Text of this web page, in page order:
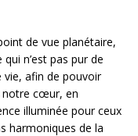
de vue planétaire,
n’est pas pur de
afin de pouvoir
notre cœur, en
illuminée pour ceux
harmoniques de la